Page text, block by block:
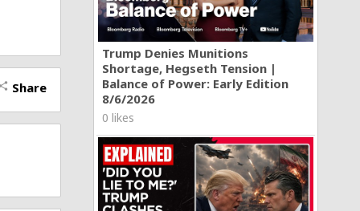
Trump Denies Munitions
Shortage, Hegseth Tension |
Balance of Power: Early Edition
8/6/2026
0 likes
mis
de
share Share